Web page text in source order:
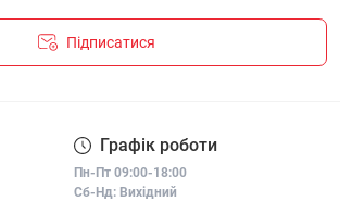
Підписатися
Графік роботи
Пн-Пт 09:00-18:00
Сб-Нд: Вихідний